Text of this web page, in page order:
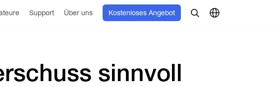
Support Über uns Kostenloses Angebot
sinnvoll